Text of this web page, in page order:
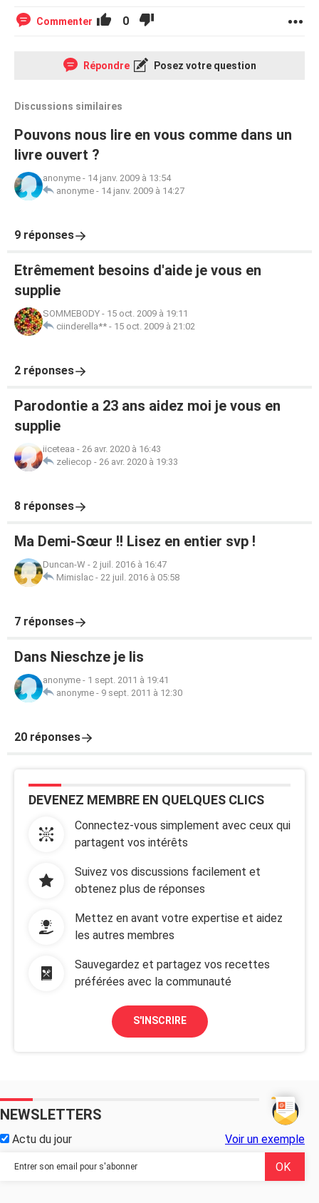
Commenter 0
Répondre Posez votre question
Discussions similaires
Pouvons nous lire en vous comme dans un
livre ouvert ?
anonyme - 14 janv. 2009 à 13:54
anonyme - 14 janv. 2009 à 14:27
9 réponses
Etrêmement besoins d'aide je vous en
supplie
SOMMEBODY - 15 oct. 2009 à 19:11
ciinderella** - 15 oct. 2009 à 21:02
2 réponses
Parodontie a 23 ans aidez moi je vous en
supplie
iiceteaa - 26 avr. 2020 à 16:43
zeliecop - 26 avr. 2020 à 19:33
8 réponses
Ma Demi-Sœur !! Lisez en entier svp !
Duncan-W - 2 juil. 2016 à 16:47
Mimislac - 22 juil. 2016 à 05:58
7 réponses
Dans Nieschze je lis
anonyme - 1 sept. 2011 à 19:41
anonyme - 9 sept. 2011 à 12:30
20 réponses
DEVENEZ MEMBRE EN QUELQUES CLICS
Connectez-vous simplement avec ceux qui
partagent vos intérêts
Suivez vos discussions facilement et
obtenez plus de réponses
Mettez en avant votre expertise et aidez
les autres membres
Sauvegardez et partagez vos recettes
préférées avec la communauté
S'INSCRIRE
NEWSLETTERS
Actu du jour Voir un exemple